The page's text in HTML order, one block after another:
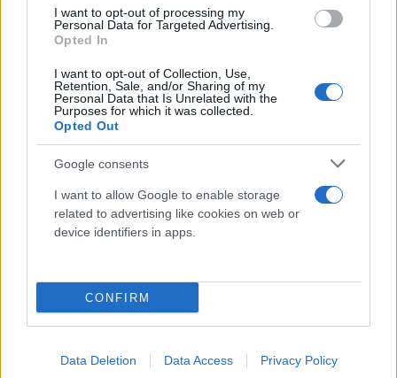
I want to opt-out of processing my
Personal Data for Targeted Advertising.
Opted In
I want to opt-out of Collection, Use,
Retention, Sale, and/or Sharing of my
Personal Data that Is Unrelated with the
Purposes for which it was collected.
Opted Out
Google consents
I want to allow Google to enable storage
related to advertising like cookies on web or
device identifiers in apps.
CONFIRM
Data Deletion Data Access Privacy Policy